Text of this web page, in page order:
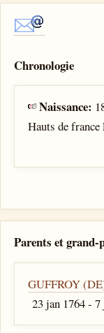
Chronologie
Naissance:
Hauts de france
Parents et grand-
GUFFROY
23 jan 1764 - 7